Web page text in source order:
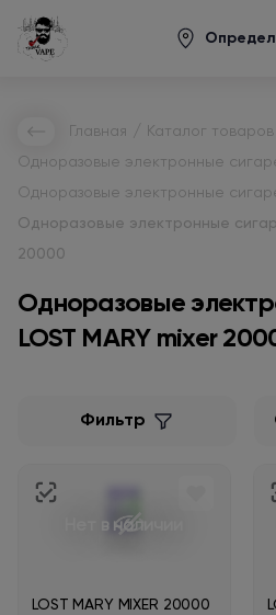
Главная Каталог товаров
Одноразовые электронные
Одноразовые электронные
Одноразовые электронные
20000
Одноразовые
LOST MARY mixer
Фильтр
Нет в наличии
LOST MARY MIXER 20000